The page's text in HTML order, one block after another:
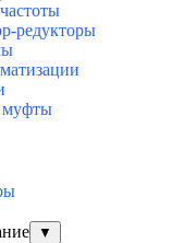
редукторы
муфты
▼